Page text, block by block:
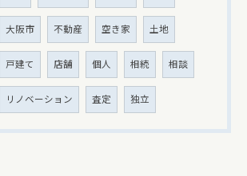
大阪市 不動産 空き家 土地
戸建て 店舗 個人 相続 相談
リノベーション 査定 独立